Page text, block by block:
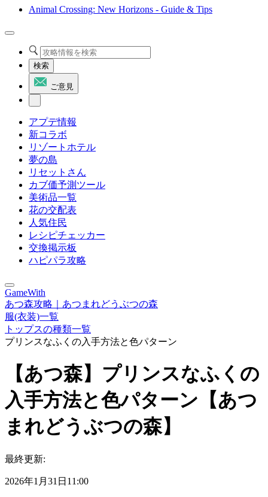
Animal Crossing: New Horizons - Guide & Tips
検索
ご意見
アプデ情報
新コラボ
リゾートホテル
夢の島
リセットさん
カブ価予測ツール
美術品一覧
花の交配表
人気住民
レシピチェッカー
交換掲示板
ハピパラ攻略
GameWith
あつ森攻略｜あつまれどうぶつの森
服(衣装)一覧
トップスの種類一覧
プリンスなふくの入手方法と色パターン
【あつ森】プリンスなふくの
入手方法と色パターン【あつ
まれどうぶつの森】
最終更新:
2026年1月31日11:00